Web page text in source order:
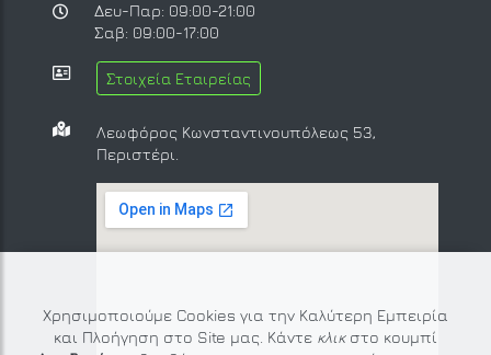
Χρησιμοποιούμε Cookies για την Καλύτερη Εμπειρία
και Πλοήγηση στο Site μας. Κάντε κλικ στο κουμπί
Δευ-Παρ: 09:00-21:00
Σαβ: 09:00-17:00
Στοιχεία Εταιρείας
Λεωφόρος Κωνσταντινουπόλεως 53,
Περιστέρι.